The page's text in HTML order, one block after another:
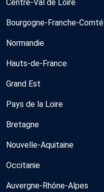
Centre-Val de Loire
Bourgogne-Franche-Comté
Normandie
Hauts-de-France
Grand Est
Pays de la Loire
Bretagne
Nouvelle-Aquitaine
Occitanie
Auvergne-Rhône-Alpes